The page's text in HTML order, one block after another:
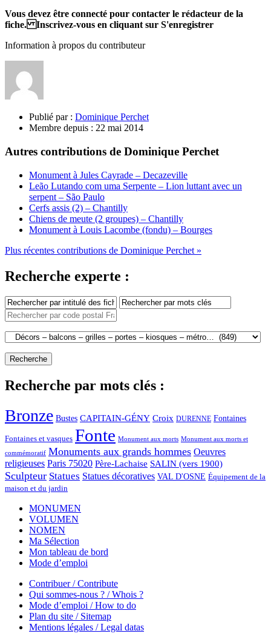
Vous devez être connecté pour contacter le rédacteur de la
fiche. Inscrivez-vous en cliquant sur S'enregistrer
Information à propos du contributeur
Publié par : Dominique Perchet
Membre depuis : 22 mai 2014
Autres contributions de Dominique Perchet
Monument à Jules Cayrade – Decazeville
Leão Lutando com uma Serpente – Lion luttant avec un
serpent – São Paulo
Cerfs assis (2) – Chantilly
Chiens de meute (2 groupes) – Chantilly
Monument à Louis Lacombe (fondu) – Bourges
Plus récentes contributions de Dominique Perchet »
Recherche experte :
Recherche par mots clés :
Bronze Bustes CAPITAIN-GÉNY Croix DURENNE Fontaines
Fontaines et vasques Fonte Monument aux morts Monument aux morts et
commémoratif Monuments aux grands hommes Oeuvres
religieuses Paris 75020 Père-Lachaise SALIN (vers 1900)
Sculpteur Statues Statues décoratives VAL D'OSNE Équipement de la
maison et du jardin
MONUMEN
VOLUMEN
NOMEN
Ma Sélection
Mon tableau de bord
Mode d’emploi
Contribuer / Contribute
Qui sommes-nous ? / Whois ?
Mode d’emploi / How to do
Plan du site / Sitemap
Mentions légales / Legal datas